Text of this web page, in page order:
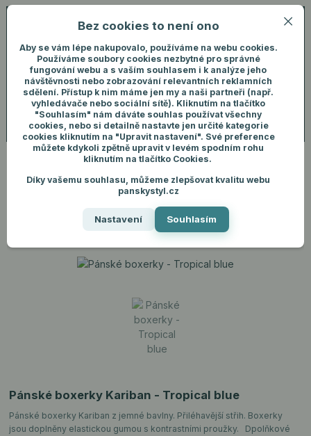
Menu
+420 731 292 460
Přihlášení
Hledat
ks
Úvod Pánské spodní prádlo Boxerky Pánské boxerky - Tropical blue
Pánské boxerky - Tropical blue
Pánské boxerky Kariban - Tropical blue
Pánské boxerky Kariban z jemné bavlny. Přiléhavější střih. Boxerky
jsou doplněny elastickou gumou s kontrastními proužky. Dpolňkové
Bez cookies to není ono
Aby se vám lépe nakupovalo, používáme na webu cookies.
Používáme soubory cookies nezbytné pro správné
fungování webu a s vaším souhlasem i k analýze jeho
návštěvnosti nebo zobrazování relevantních reklamních
sdělení. Přístup k nim máme jen my a naši partneři (např.
vyhledávače nebo sociální sítě). Kliknutím na tlačítko
"Souhlasím" nám dáváte souhlas používat všechny
cookies, nebo si detailně nastavte jen určité kategorie
cookies kliknutím na "Upravit nastavení". Své preference
můžete kdykoli zpětně upravit v levém spodním rohu
kliknutím na tlačítko Cookies.
Díky vašemu souhlasu, můžeme zlepšovat kvalitu webu
panskystyl.cz
Nastavení Souhlasím